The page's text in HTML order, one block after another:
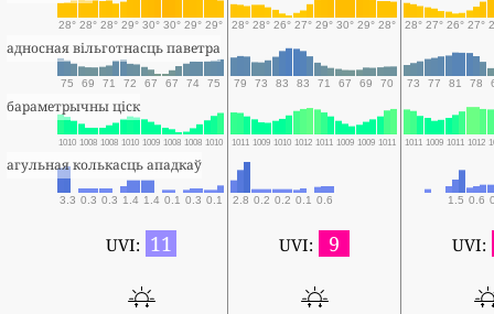
28° 28° 28° 29° 30° 30° 29° 29° 28° 28° 26° 27° 29° 30° 29° 28° 28° 27° 26° 27°
адносная вільготнасць паветра
75 69 71 72 67 67 74 75 79 73 83 83 71 67 69 70 73 77 81 78
бараметрычны ціск
1010 1008 1008 1010 1009 1008 1008 1010 1011 1009 1010 1012 1011 1009 1009 1011 1011 1009 1011 1012
агульная колькасць ападкаў
3.3 0.3 0.3 1.4 1.4 0.1 0.3 0.1 2.8 0.2 0.2 0.1 0.6 1.5 0.6
UVI: 11 UVI: 9 UVI: